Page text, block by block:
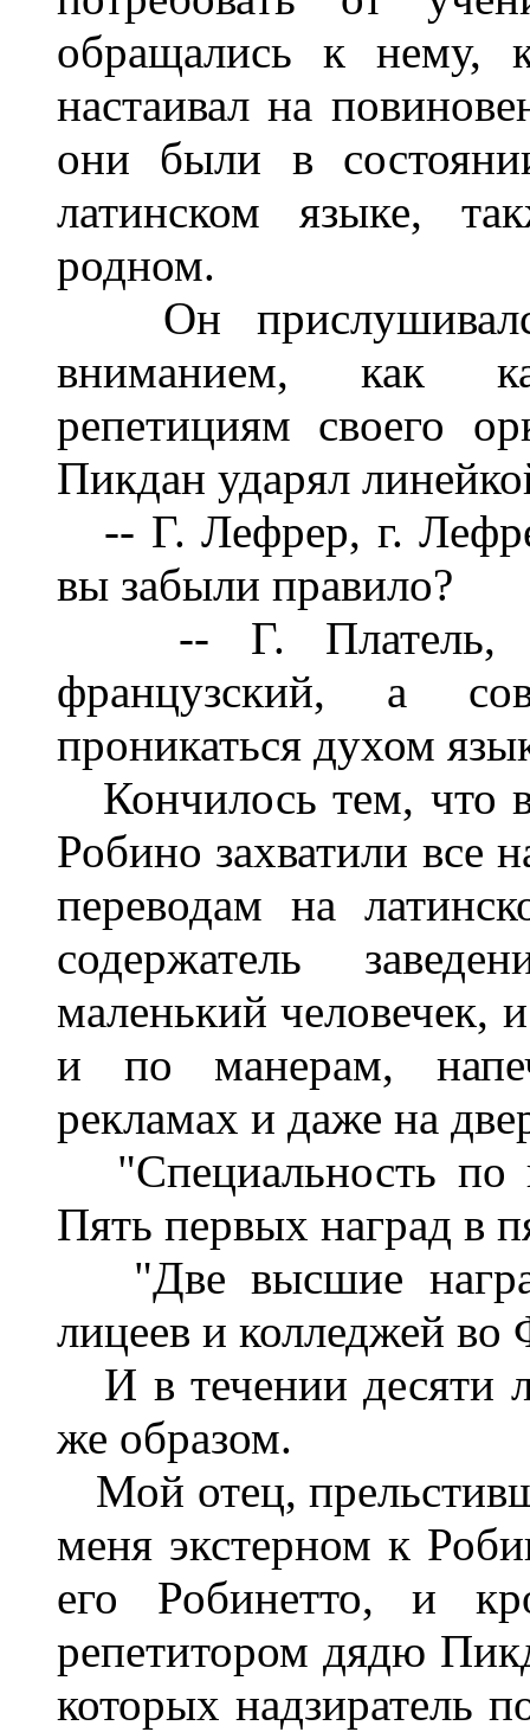
обращались к нему,
настаивал на
они были в
латинском языке,
родном.
Он
вниманием, как
репетициям своего
Пикдан ударял
-- Г. Лефрер, г.
вы забыли правило?
-- Г. Платель,
французский, а
проникаться духом
Кончилось тем, что в
Робино захватили все
переводам на
содержатель
маленький человечек,
и по манерам,
рекламах и даже на
"Специальность по
Пять первых наград в
"Две высшие
лицеев и колледжей
И в течении десяти
же образом.
Мой отец,
меня экстерном к
его Робинетто, и
репетитором дядю
которых надзиратель